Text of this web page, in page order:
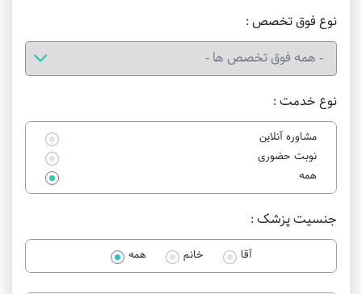
نوع خدمت :
مشاوره آنلاین
نوبت حضوری
همه
نوع فوق تخصص :
جنسیت پزشک :
آقا خانم همه